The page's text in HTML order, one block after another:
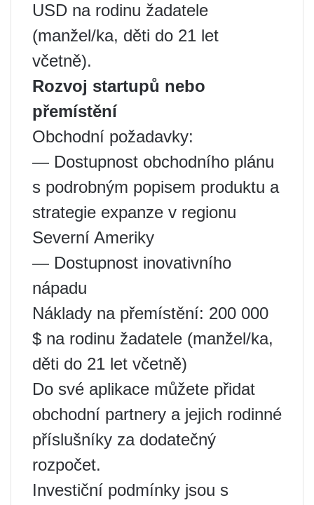
USD na rodinu žadatele
(manžel/ka, děti do 21 let
včetně).
Rozvoj startupů nebo
přemístění
Obchodní požadavky:
— Dostupnost obchodního plánu
s podrobným popisem produktu a
strategie expanze v regionu
Severní Ameriky
— Dostupnost inovativního
nápadu
Náklady na přemístění: 200 000
$ na rodinu žadatele (manžel/ka,
děti do 21 let včetně)
Do své aplikace můžete přidat
obchodní partnery a jejich rodinné
příslušníky za dodatečný
rozpočet.
Investiční podmínky jsou s